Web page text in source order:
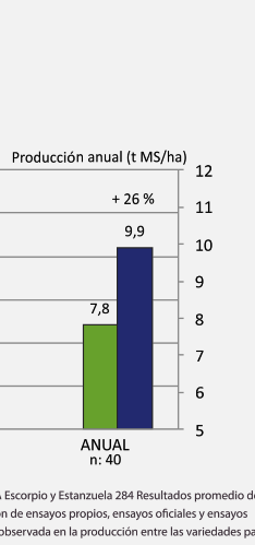
Required